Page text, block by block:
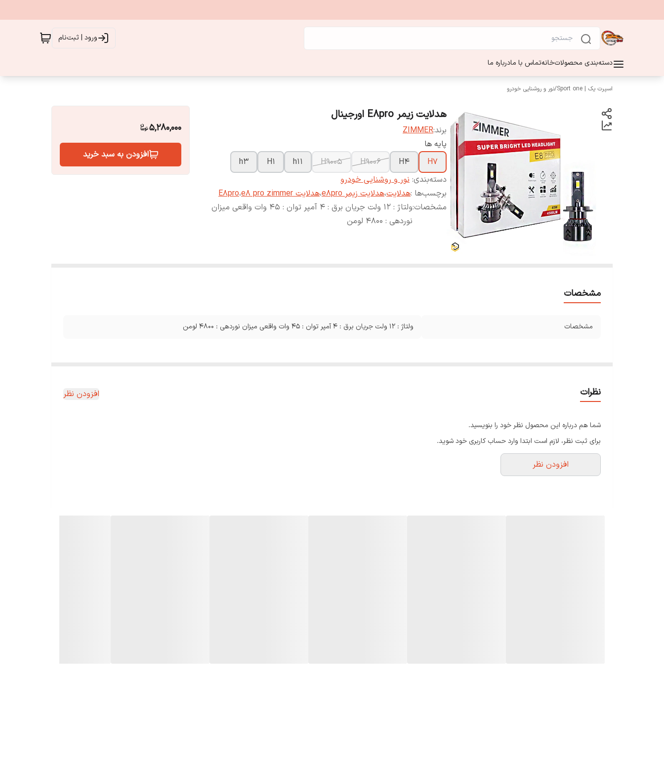
ورود | ثبت‌نام
دسته‌بندی محصولاتخانهتماس با مادرباره ما
اسپرت یک | Sport one /نور و روشنایی خودرو
هدلایت زیمر E8pro اورجینال
برند:ZIMMER
پایه ها
H7
H4
H9006
H9005
h11
H1
h3
دسته‌بندی: نور و روشنایی خودرو
برچسب‌ها :هدلایت،هدلایت زیمر e8pro ،هدلایت e8 pro zimmer ،E8pro
مشخصات:
ولتاژ : 12 ولت جریان برق : 4 آمپر توان : 45 وات واقعی میزان
نوردهی : 4800 لومن
5,280,000
افزودن به سبد خرید
مشخصات
مشخصات ولتاژ : 12 ولت جریان برق : 4 آمپر توان : 45 وات واقعی میزان نوردهی : 4800 لومن
نظرات افزودن نظر
شما هم درباره این محصول نظر خود را بنویسید.
برای ثبت نظر، لازم است ابتدا وارد حساب کاربری خود شوید.
افزودن نظر